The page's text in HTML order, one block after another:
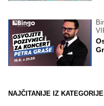
NAJČITANIJE IZ KATEGORIJE